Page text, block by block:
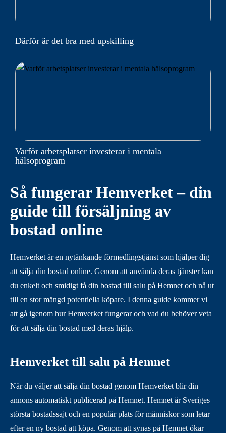
Därför är det bra med upskilling
Varför arbetsplatser investerar i mentala
hälsoprogram
Så fungerar Hemverket – din
guide till försäljning av
bostad online
Hemverket är en nytänkande förmedlingstjänst som hjälper dig
att sälja din bostad online. Genom att använda deras tjänster kan
du enkelt och smidigt få din bostad till salu på Hemnet och nå ut
till en stor mängd potentiella köpare. I denna guide kommer vi
att gå igenom hur Hemverket fungerar och vad du behöver veta
för att sälja din bostad med deras hjälp.
Hemverket till salu på Hemnet
När du väljer att sälja din bostad genom Hemverket blir din
annons automatiskt publicerad på Hemnet. Hemnet är Sveriges
största bostadssajt och en populär plats för människor som letar
efter en ny bostad att köpa. Genom att synas på Hemnet ökar